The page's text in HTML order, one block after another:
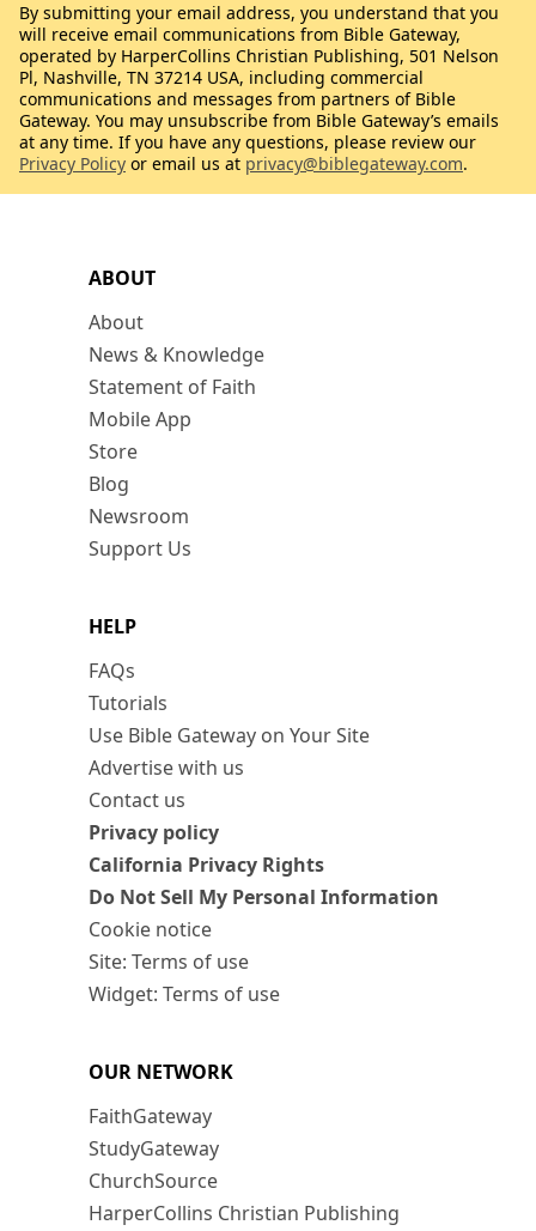
ABOUT
About
News & Knowledge
Statement of Faith
Mobile App
Store
Blog
Newsroom
Support Us
HELP
FAQs
Tutorials
Use Bible Gateway on Your Site
Advertise with us
Contact us
Privacy policy
California Privacy Rights
Do Not Sell My Personal Information
Cookie notice
Site: Terms of use
Widget: Terms of use
OUR NETWORK
FaithGateway
StudyGateway
ChurchSource
HarperCollins Christian Publishing
By submitting your email address, you understand that you
will receive email communications from Bible Gateway,
operated by HarperCollins Christian Publishing, 501 Nelson
Pl, Nashville, TN 37214 USA, including commercial
communications and messages from partners of Bible
Gateway. You may unsubscribe from Bible Gateway’s emails
at any time. If you have any questions, please review our
Privacy Policy or email us at privacy@biblegateway.com.